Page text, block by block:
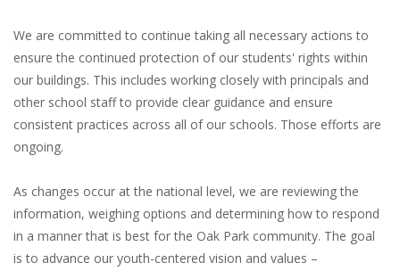
We are committed to continue taking all necessary actions to
ensure the continued protection of our students' rights within
our buildings. This includes working closely with principals and
other school staff to provide clear guidance and ensure
consistent practices across all of our schools. Those efforts are
ongoing.
As changes occur at the national level, we are reviewing the
information, weighing options and determining how to respond
in a manner that is best for the Oak Park community. The goal
is to advance our youth-centered vision and values –